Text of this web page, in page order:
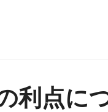
利点に